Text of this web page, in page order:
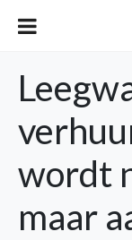
wordt
maar